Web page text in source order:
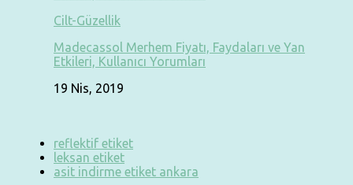
Cilt-Güzellik
Madecassol Merhem Fiyatı, Faydaları ve Yan
Etkileri, Kullanıcı Yorumları
19 Nis, 2019
reflektif etiket
leksan etiket
asit indirme etiket ankara